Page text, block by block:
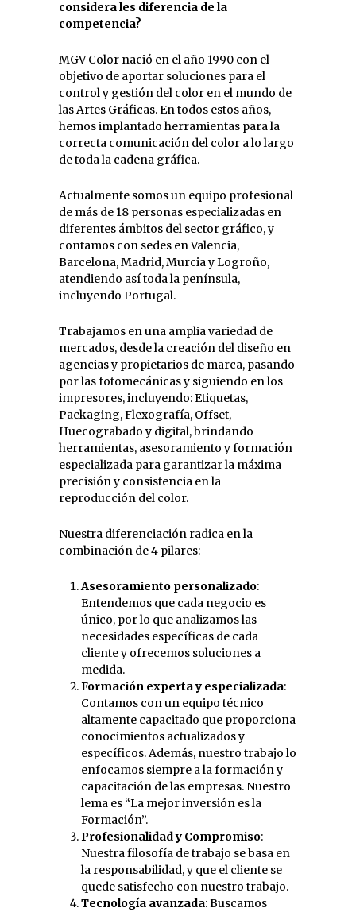
considera les diferencia de la
competencia?
MGV Color nació en el año 1990 con el
objetivo de aportar soluciones para el
control y gestión del color en el mundo de
las Artes Gráficas. En todos estos años,
hemos implantado herramientas para la
correcta comunicación del color a lo largo
de toda la cadena gráfica.
Actualmente somos un equipo profesional
de más de 18 personas especializadas en
diferentes ámbitos del sector gráfico, y
contamos con sedes en Valencia,
Barcelona, Madrid, Murcia y Logroño,
atendiendo así toda la península,
incluyendo Portugal.
Trabajamos en una amplia variedad de
mercados, desde la creación del diseño en
agencias y propietarios de marca, pasando
por las fotomecánicas y siguiendo en los
impresores, incluyendo: Etiquetas,
Packaging, Flexografía, Offset,
Huecograbado y digital, brindando
herramientas, asesoramiento y formación
especializada para garantizar la máxima
precisión y consistencia en la
reproducción del color.
Nuestra diferenciación radica en la
combinación de 4 pilares:
Asesoramiento personalizado:
Entendemos que cada negocio es
único, por lo que analizamos las
necesidades específicas de cada
cliente y ofrecemos soluciones a
medida.
Formación experta y especializada:
Contamos con un equipo técnico
altamente capacitado que proporciona
conocimientos actualizados y
específicos. Además, nuestro trabajo lo
enfocamos siempre a la formación y
capacitación de las empresas. Nuestro
lema es “La mejor inversión es la
Formación”.
Profesionalidad y Compromiso:
Nuestra filosofía de trabajo se basa en
la responsabilidad, y que el cliente se
quede satisfecho con nuestro trabajo.
Tecnología avanzada: Buscamos